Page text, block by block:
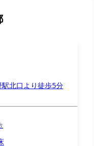
北口より徒歩5分